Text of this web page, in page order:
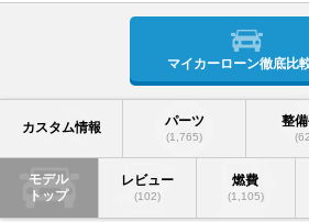
マイカーローン徹底比
カスタム情報 パーツ
(1,765)
整
モデル
トップ
レビュー
(102)
燃費
(1,105)